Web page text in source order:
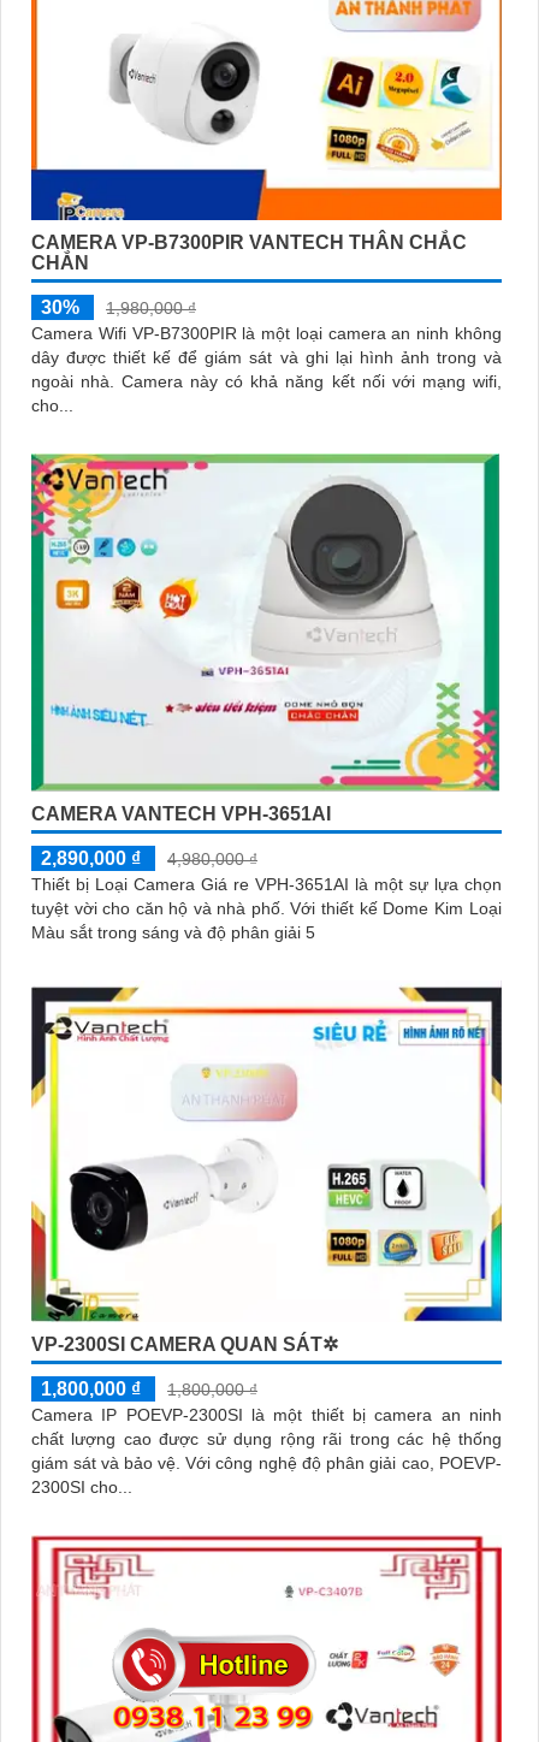
CAMERA VP-B7300PIR VANTECH THÂN CHẮC
CHẮN
30%
1,980,000 ₫
Camera Wifi VP-B7300PIR là một loại camera an ninh không
dây được thiết kế để giám sát và ghi lại hình ảnh trong và
ngoài nhà. Camera này có khả năng kết nối với mạng wifi,
cho...
CAMERA VANTECH VPH-3651AI
2,890,000 ₫
4,980,000 ₫
Thiết bị Loại Camera Giá re VPH-3651AI là một sự lựa chọn
tuyệt vời cho căn hộ và nhà phố. Với thiết kế Dome Kim Loại
Màu sắt trong sáng và độ phân giải 5
VP-2300SI CAMERA QUAN SÁT✲
1,800,000 ₫
1,800,000 ₫
Camera IP POEVP-2300SI là một thiết bị camera an ninh
chất lượng cao được sử dụng rộng rãi trong các hệ thống
giám sát và bảo vệ. Với công nghệ độ phân giải cao, POEVP-
2300SI cho...